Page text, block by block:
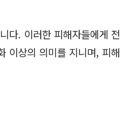
다. 이러한 피해자들에게
이상의 의미를 지니며, 피